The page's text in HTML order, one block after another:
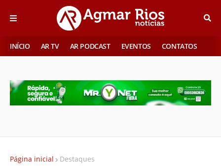
INÍCIO AR TV AR PODCAST EVENTOS CONTATOS
Página inicial Destaques